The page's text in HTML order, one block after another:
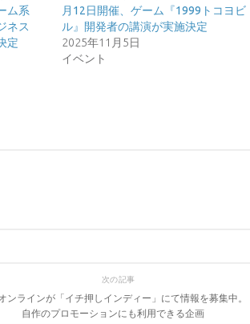
ム系
ネス
定
月12日開催、ゲーム『1999トコヨビ
ル』開発者の講演が実施決定
2025年11月5日
イベント
次の記事
ンラインが「イチ押しインディー」にて情報を募集中。
自作のプロモーションにも利用できる企画